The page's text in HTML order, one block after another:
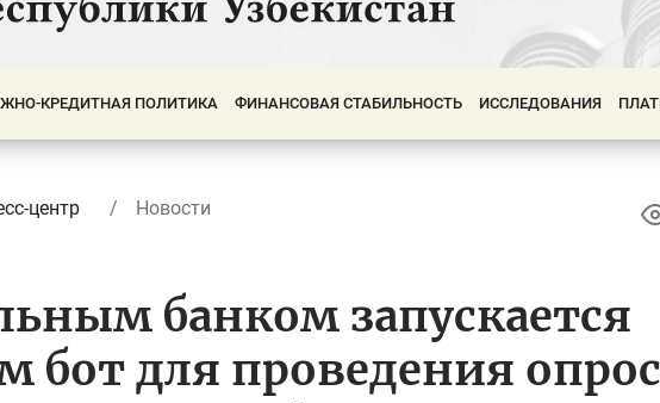
КРЕДИТНАЯ ПОЛИТИКА ФИНАНСОВАЯ СТАБИЛЬНОСТЬ ИССЛЕДОВАНИЯ
центр Новости
банком запускается
бот для проведения